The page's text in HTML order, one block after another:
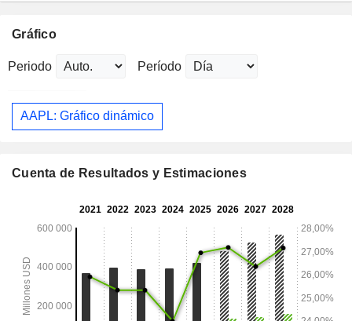
Gráfico
Periodo Período
AAPL: Gráfico dinámico
Cuenta de Resultados y Estimaciones